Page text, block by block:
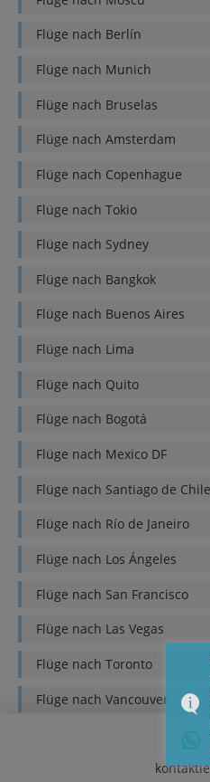
Flüge nach Berlín
Flüge nach Munich
Flüge nach Bruselas
Flüge nach Amsterdam
Flüge nach Copenhague
Flüge nach Tokio
Flüge nach Sydney
Flüge nach Bangkok
Flüge nach Buenos Aires
Flüge nach Lima
Flüge nach Quito
Flüge nach Bogotá
Flüge nach Mexico DF
Flüge nach Santiago de Chile
Flüge nach Río de Janeiro
Flüge nach Los Ángeles
Flüge nach San Francisco
Flüge nach Las Vegas
Flüge nach Toronto
Flüge nach Vancouver
Casablanca